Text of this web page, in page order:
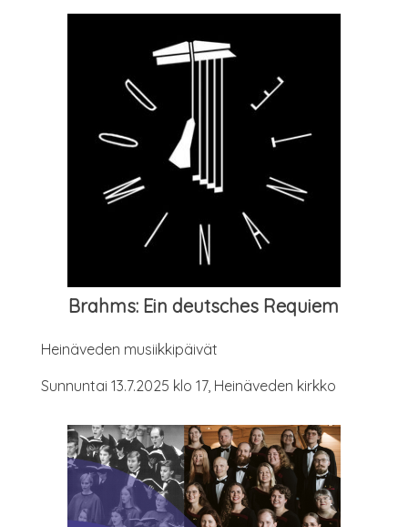
Brahms: Ein deutsches Requiem
Hei­nä­ve­den musiikkipäivät
Sun­nun­tai 13.7.2025 klo 17, Hei­nä­ve­den kirkko